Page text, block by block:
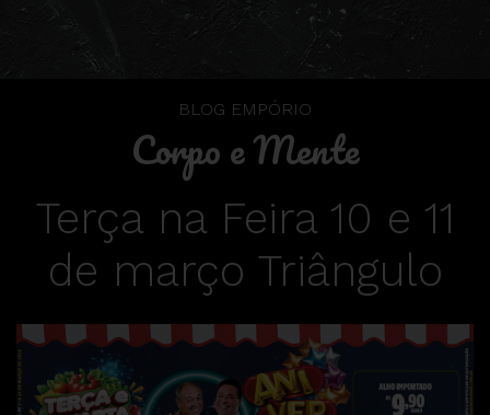
BLOG EMPÓRIO
Corpo e Mente
Terça na Feira 10 e 11
de março Triângulo